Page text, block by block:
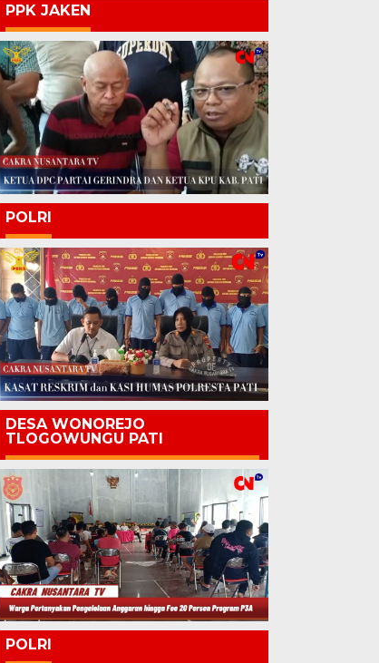
PPK JAKEN
POLRI
DESA WONOREJO
TLOGOWUNGU PATI
POLRI